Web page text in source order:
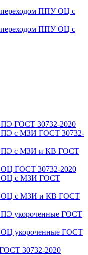
переходом ППУ ОЦ с
переходом ППУ ОЦ с
ГОСТ 30732-2020
ПЭ с МЗИ ГОСТ 30732-
ПЭ с МЗИ и КВ ГОСТ
ГОСТ 30732-2020
ОЦ с МЗИ ГОСТ
ОЦ с МЗИ и КВ ГОСТ
укороченные ГОСТ
укороченные ГОСТ
30732-2020